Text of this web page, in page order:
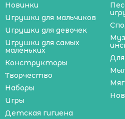
Новинки
Игрушки для мальчиков
Игрушки для девочек
Игрушки для самых
маленьких
Конструкторы
Творчество
Наборы
Игры
Детская гигиена